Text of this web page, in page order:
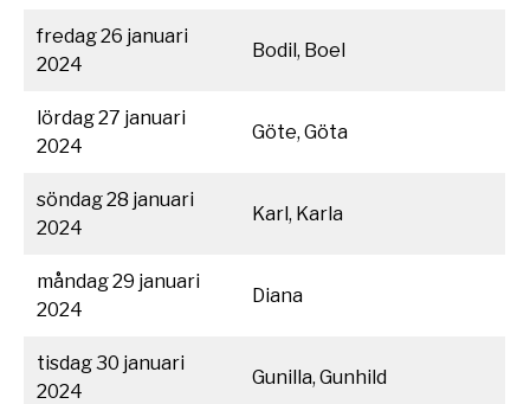
fredag 26 januari
2024
Bodil, Boel
lördag 27 januari
2024
Göte, Göta
söndag 28 januari
2024
Karl, Karla
måndag 29 januari
2024
Diana
tisdag 30 januari
2024
Gunilla, Gunhild